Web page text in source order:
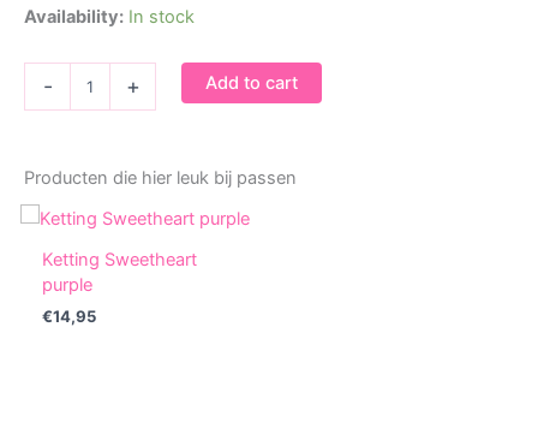
Availability: In stock
-
feestbeest
+ Add to cart
Producten die hier leuk bij passen
Ketting Sweetheart
purple
€14,95